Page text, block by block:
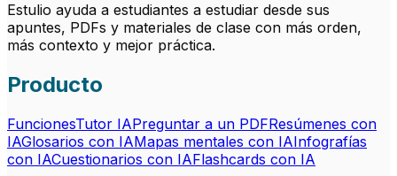
Estulio ayuda a estudiantes a estudiar desde sus
apuntes, PDFs y materiales de clase con más orden,
más contexto y mejor práctica.
Producto
FuncionesTutor IAPreguntar a un PDFResúmenes con
IAGlosarios con IAMapas mentales con IAInfografías
con IACuestionarios con IAFlashcards con IA